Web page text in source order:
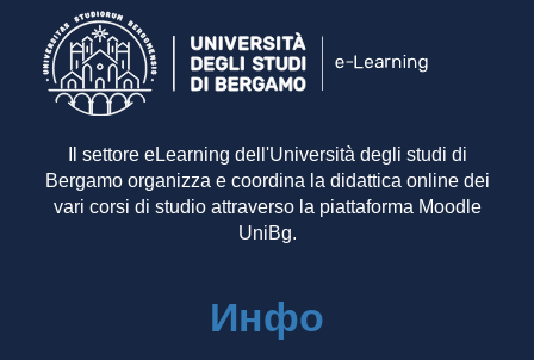
Il settore eLearning dell'Università degli studi di
Bergamo organizza e coordina la didattica online dei
vari corsi di studio attraverso la piattaforma Moodle
UniBg.
Инфо